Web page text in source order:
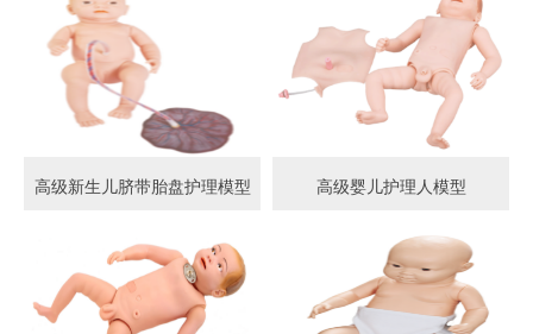
高级新生儿脐带胎盘护理模型 高级婴儿护理人模型